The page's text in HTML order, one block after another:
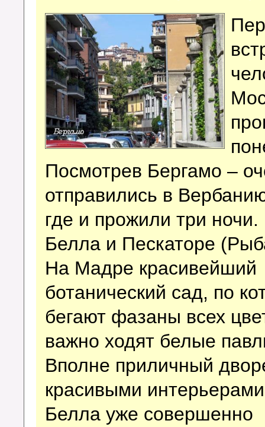
Посмотрев Бергамо –
отправились в
где и прожили три
Белла и Пескаторе
На Мадре красивейший
ботанический сад, по
бегают фазаны всех
важно ходят белые
Вполне приличный
красивыми
Белла уже совершенно